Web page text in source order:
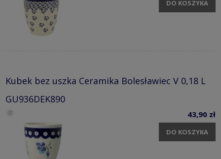
DO KOSZYKA
Kubek bez uszka Ceramika Bolesławiec V 0,18 L
GU936DEK890
43,90 zł
DO KOSZYKA